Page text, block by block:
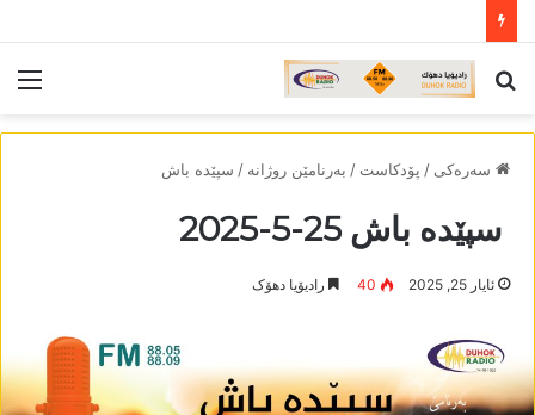
لێ
سەرەکی / پۆدکاست / بەرنامێن روژانە / سپێدە باش
سپێدە باش 25-5-2025
ئایار 25, 2025 40 رادیۆیا دھۆک